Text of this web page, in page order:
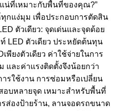
น่ที่เหมาะกับพื้นที่ของคุณ?”
กแง่มุม เพื่อประกอบการตัดสิน
ตัวเดียว: จุดเด่นและจุดด้อย
LED ตัวเดียว ประหยัดต้นทุน
พียงตัวเดียว ค่าใช้จ่ายในการ
และค่าแรงติดตั้งจึงน้อยกว่า
รใช้งาน การซ่อมหรือเปลี่ยน
อบหลายจุด เหมาะสำหรับพื้นที่
ส่องป้ายร้าน, ลานจอดรถขนาด